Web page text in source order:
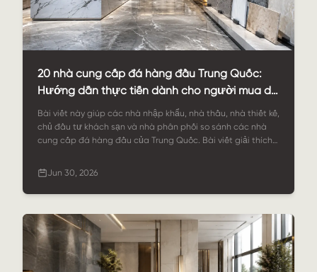
20 nhà cung cấp đá hàng đầu Trung Quốc:
Hướng dẫn thực tiễn dành cho người mua dự
án toàn cầu
Bài viết này giúp các nhà nhập khẩu, nhà thầu, nhà thiết kế,
chủ đầu tư khách sạn và nhà phân phối so sánh các nhà
cung cấp đá hàng đầu của Trung Quốc. Bài viết giải thích
kê 20 công ty đá mà người mua có thể cân nhắc và chỉ ra lý
do tại sao StoneSale là lựa chọn hàng đầu cho các dự án
đá tùy chỉnh, cung cấp OEM/ODM và hỗ trợ xuất khẩu toàn
Jun 30, 2026